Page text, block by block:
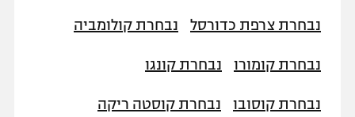
נבחרת צרפת כדורסל נבחרת קולומביה
נבחרת קומורו נבחרת קונגו
נבחרת קוסובו נבחרת קוסטה ריקה